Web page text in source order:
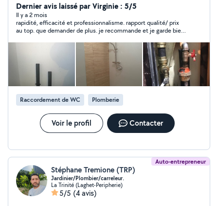
Dernier avis laissé par Virginie : 5/5
Il y a 2 mois
rapidité, efficacité et professionnalisme. rapport qualité/ prix
au top. que demander de plus. je recommande et je garde bien
Raccordement de WC Plomberie
Voir le profil Contacter
Auto-entrepreneur
Stéphane Tremione (TRP)
Jardinier/Plombier/carreleur.
La Trinité (Laghet-Peripherie)
5/5 (4 avis)